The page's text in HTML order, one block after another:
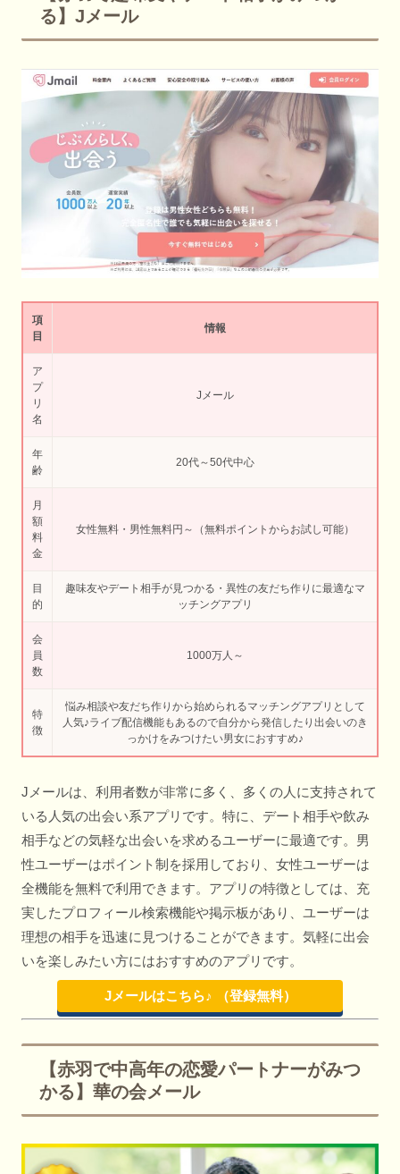
る】Jメール
項
目
情報
ア
プ
リ
名
Jメール
年
齢
20代～50代中心
月
額
料
金
女性無料・男性無料円～（無料ポイントからお試し可能）
目
的
趣味友やデート相手が見つかる・異性の友だち作りに最適なマ
ッチングアプリ
会
員
数
1000万人～
特
徴
悩み相談や友だち作りから始められるマッチングアプリとして
人気♪ライブ配信機能もあるので自分から発信したり出会いのき
っかけをみつけたい男女におすすめ♪
Jメールは、利用者数が非常に多く、多くの人に支持されて
いる人気の出会い系アプリです。特に、デート相手や飲み
相手などの気軽な出会いを求めるユーザーに最適です。男
性ユーザーはポイント制を採用しており、女性ユーザーは
全機能を無料で利用できます。アプリの特徴としては、充
実したプロフィール検索機能や掲示板があり、ユーザーは
理想の相手を迅速に見つけることができます。気軽に出会
いを楽しみたい方にはおすすめのアプリです。
Jメールはこちら♪ （登録無料）
【赤羽で中高年の恋愛パートナーがみつ
かる】華の会メール